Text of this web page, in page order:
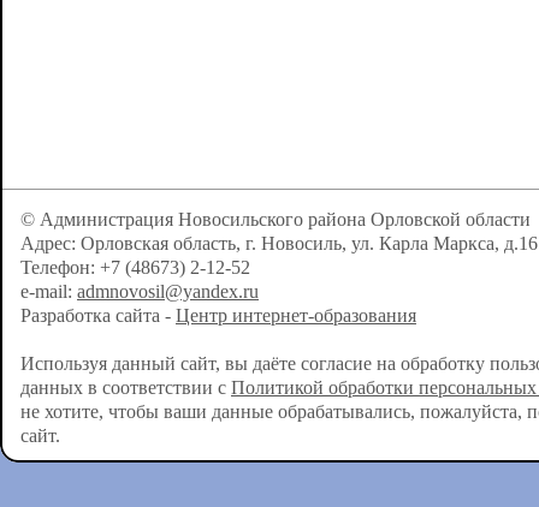
© Администрация Новосильского района Орловской области
Адрес: Орловская область, г. Новосиль, ул. Карла Маркса, д.16
Телефон: +7 (48673) 2-12-52
e-mail: admnovosil@yandex.ru
Разработка сайта - Центр интернет-образования
Используя данный сайт, вы даёте согласие на обработку
данных в соответствии с Политикой обработки
не хотите, чтобы ваши данные обрабатывались, пожалуйста,
сайт.